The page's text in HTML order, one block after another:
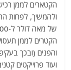
הקטרים לממן
והפנים (ובכך
ועוד פרוייקטים